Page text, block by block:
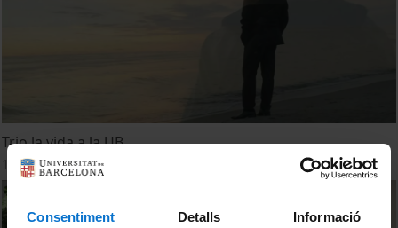
Consentiment Detalls Informació
Trio la vida a la UB
11 gener, 2024